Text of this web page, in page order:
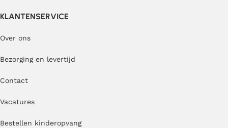
KLANTENSERVICE
Over ons
Bezorging en levertijd
Contact
Vacatures
Bestellen kinderopvang